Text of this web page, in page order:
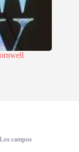
Los campos